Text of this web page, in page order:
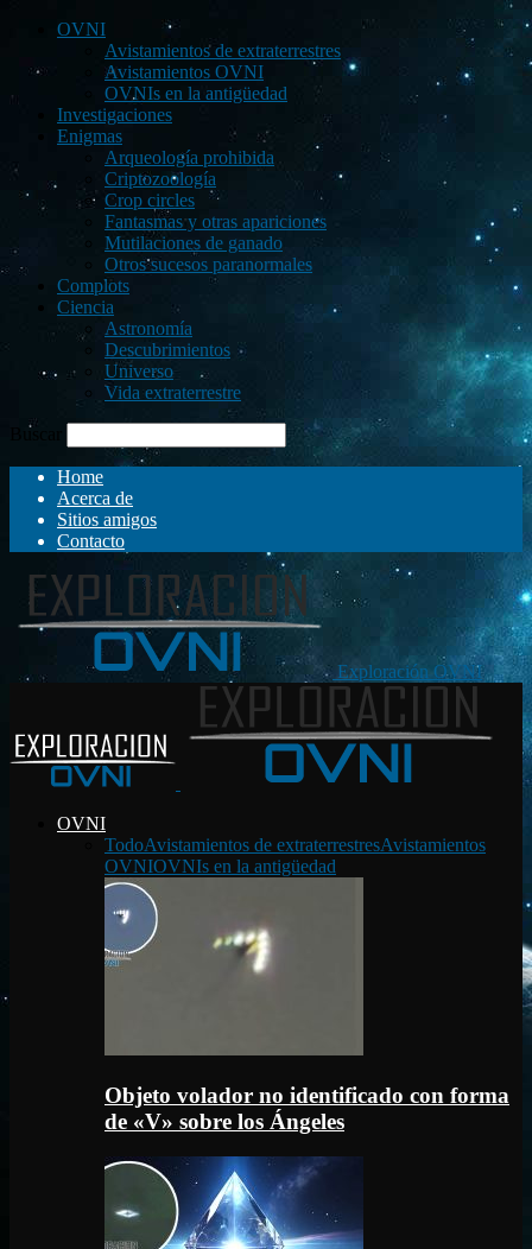
OVNI
Avistamientos de extraterrestres
Avistamientos OVNI
OVNIs en la antigüedad
Investigaciones
Enigmas
Arqueología prohibida
Criptozoología
Crop circles
Fantasmas y otras apariciones
Mutilaciones de ganado
Otros sucesos paranormales
Complots
Ciencia
Astronomía
Descubrimientos
Universo
Vida extraterrestre
Buscar
Home
Acerca de
Sitios amigos
Contacto
Exploración OVNI
OVNI
TodoAvistamientos de extraterrestresAvistamientos
OVNIOVNIs en la antigüedad
Objeto volador no identificado con forma
de «V» sobre los Ángeles